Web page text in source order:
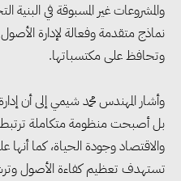
والمشروعات غير المسبوقة في البنية
نماذج متقدمة وفعالة لإدارة
وتحافظ على مكتسباتها.
وأشار المهندس محمد شيمي إلى أن
بل أصبحت منظومة متكاملة ترتبط
والاقتصاد وجودة الحياة، كما أنها
تستهدف تعظيم كفاءة الأصول